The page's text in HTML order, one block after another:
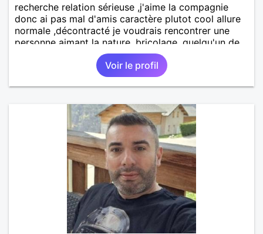
recherche relation sérieuse ,j'aime la compagnie
donc ai pas mal d'amis caractère plutot cool allure
normale ,décontracté je voudrais rencontrer une
personne aimant la nature ,bricolage ,quelqu'un de
simple et naturel à vos claviers mesdames
Voir le profil